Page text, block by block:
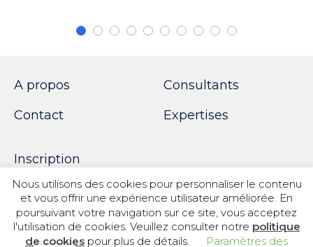
A propos
Contact
Consultants
Expertises
Inscription
© 2018 SPOTWORK
Politique de confidentialité|Informations légales|
Nous utilisons des cookies pour personnaliser le contenu
et vous offrir une expérience utilisateur améliorée. En
poursuivant votre navigation sur ce site, vous acceptez
l'utilisation de cookies. Veuillez consulter notre politique
de cookies pour plus de détails. Paramètres des